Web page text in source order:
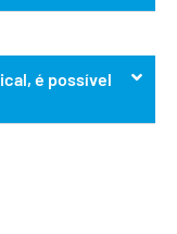
é possível